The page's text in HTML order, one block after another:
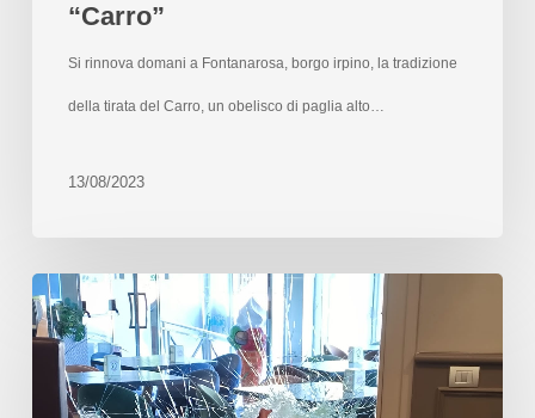
“Carro”
Si rinnova domani a Fontanarosa, borgo irpino, la tradizione
della tirata del Carro, un obelisco di paglia alto…
13/08/2023